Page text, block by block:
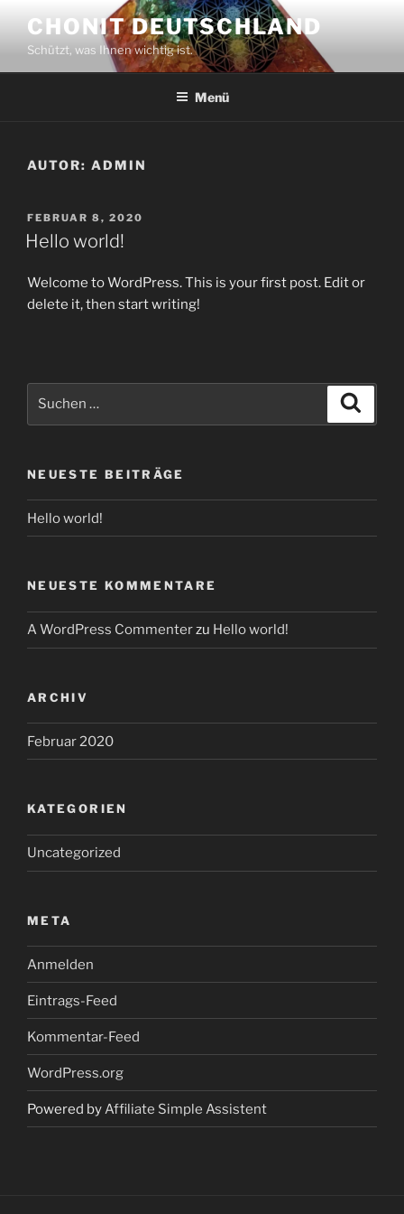
Inhalt
springen
CHONIT DEUTSCHLAND
Schützt, was Ihnen wichtig ist.
Menü
AUTOR: ADMIN
VERÖFFENTLICHT
AM
FEBRUAR 8, 2020
Hello world!
Welcome to WordPress. This is your first post. Edit or
delete it, then start writing!
NEUESTE BEITRÄGE
Hello world!
NEUESTE KOMMENTARE
A WordPress Commenterzu Hello world!
ARCHIV
Februar 2020
KATEGORIEN
Uncategorized
META
Anmelden
Eintrags-Feed
Kommentar-Feed
WordPress.org
Powered byAffiliate Simple Assistent